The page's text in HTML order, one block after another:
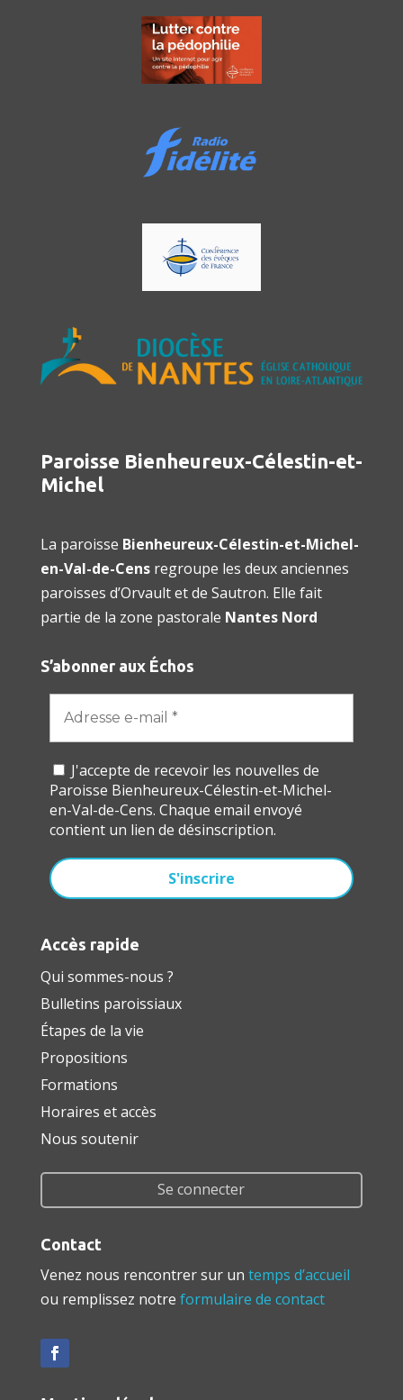
Paroisse Bienheureux-Célestin-et-
Michel
La paroisse Bienheureux-Célestin-et-Michel-
en-Val-de-Censregroupe les deux anciennes
paroisses d’Orvault et de Sautron. Elle fait
partie de la zone pastorale Nantes Nord
S’abonner aux Échos
J'accepte de recevoir les nouvelles de
Paroisse Bienheureux-Célestin-et-Michel-
en-Val-de-Cens. Chaque email envoyé
contient un lien de désinscription.
Accès rapide
Qui sommes-nous ?
Bulletins paroissiaux
Étapes de la vie
Propositions
Formations
Horaires et accès
Nous soutenir
Se connecter
Contact
Venez nous rencontrer sur un temps d’accueil
ou remplissez notre formulaire de contact